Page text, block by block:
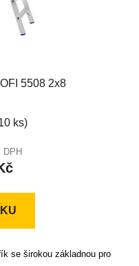
5508 2x8
ks)
DPH
se širokou základnou pro